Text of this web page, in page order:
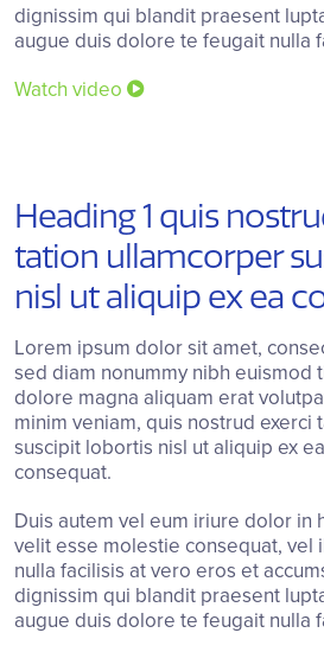
dignissim qui blandit praesent
augue duis dolore te feugait nulla
Watch video
Heading 1 quis
tation ullamcorper
nisl ut aliquip ex ea
Lorem ipsum dolor sit amet,
sed diam nonummy nibh euismod
dolore magna aliquam erat
minim veniam, quis nostrud exerci
suscipit lobortis nisl ut aliquip ex
consequat.
Duis autem vel eum iriure dolor in
velit esse molestie consequat,
nulla facilisis at vero eros et
dignissim qui blandit praesent
augue duis dolore te feugait nulla